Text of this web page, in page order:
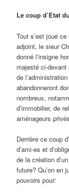
Le coup d’Etat
Tout s’est joué
adjoint, le sieur
donné l’insigne
majesté ci-devant
de
abandonneront
nombreux,
d’immobilier, de
aménageurs
Derrière ce coup
d’ami-es et
de la création
future? Qu’on en
pouvoirs pour: